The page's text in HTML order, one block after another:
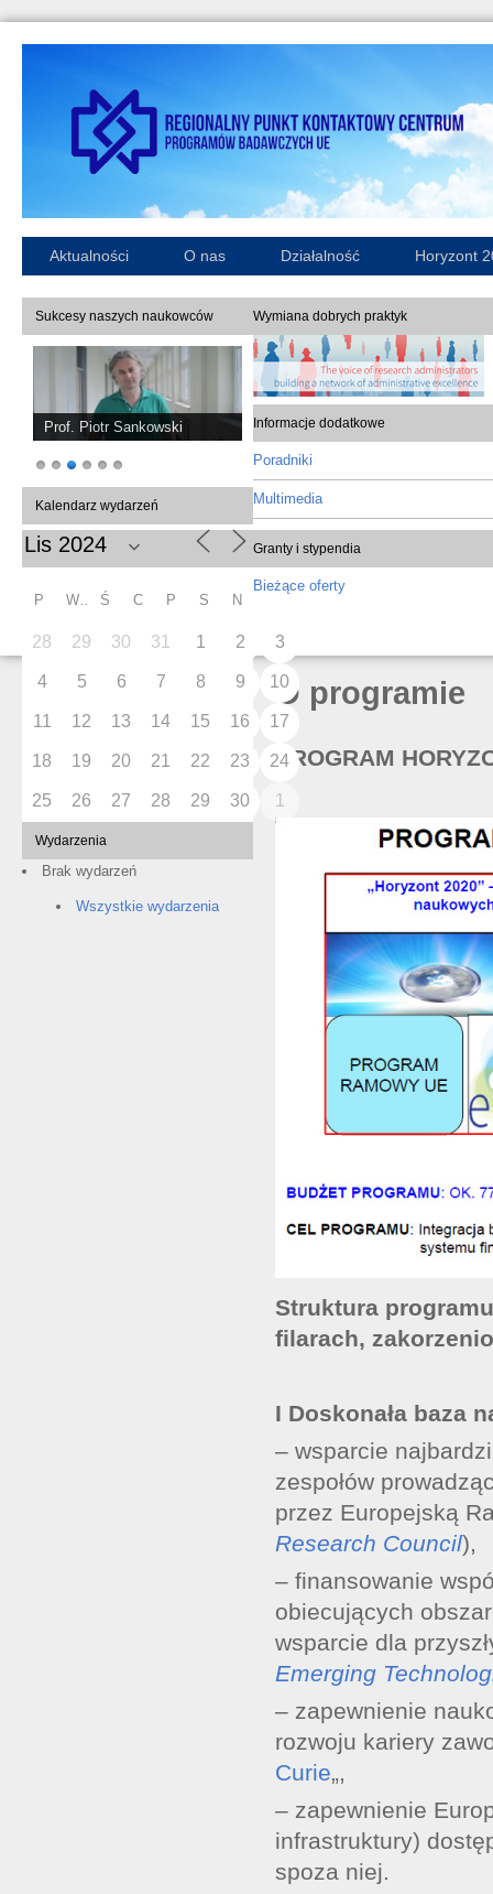
Aktualności O nas Działalność Horyzont
Sukcesy naszych naukowców
Prof. Piotr Sankowski
Kalendarz wydarzeń
P Ś C P S N
28 29 30 31 1 2 3
4 5 6 7 8 9 10
11 12 13 14 15 16 17
18 19 20 21 22 23 24
25 26 27 28 29 30 1
Wydarzenia
Brak wydarzeń
Wszystkie wydarzenia
Wymiana dobrych praktyk
Informacje dodatkowe
Poradniki
Multimedia
Granty i stypendia
Bieżące oferty
O programie
PROGRAM
Struktura
filarach,
I Doskonała baza
– wsparcie
zespołów
przez Europejską
Research Council),
– finansowanie
obiecujących
wsparcie dla
Emerging
– zapewnienie
rozwoju kariery
Curie
– zapewnienie
infrastruktury)
spoza niej.